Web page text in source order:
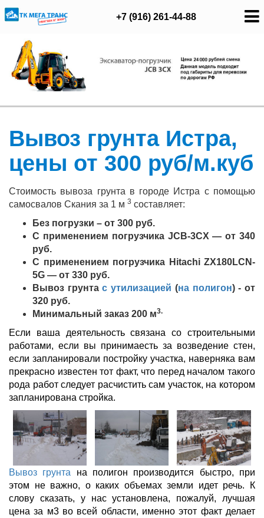
+7 (916) 261-44-88
Вывоз грунта Истра,
цены от 300 руб/м.куб
Стоимость вывоза грунта в городе Истра с помощью
самосвалов Скания за 1 м 3 составляет:
Без погрузки – от 300 руб.
С применением погрузчика JCB-3CX — от 340
руб.
С применением погрузчика Hitachi ZX180LCN-
5G — от 330 руб.
Вывоз грунтас утилизацией (на полигон) - от
320 руб.
Минимальный заказ 200 м3.
Если ваша деятельность связана со строительными
работами, если вы принимаесть за возведение стен,
если запланировали постройку участка, наверняка вам
прекрасно известен тот факт, что перед началом такого
рода работ следует расчистить сам участок, на котором
запланирована стройка.
Вывоз грунта на полигон производится быстро, при
этом не важно, о каких объемах земли идет речь. К
слову сказать, у нас установлена, пожалуй, лучшая
цена за м3 во всей области, именно этот факт делает